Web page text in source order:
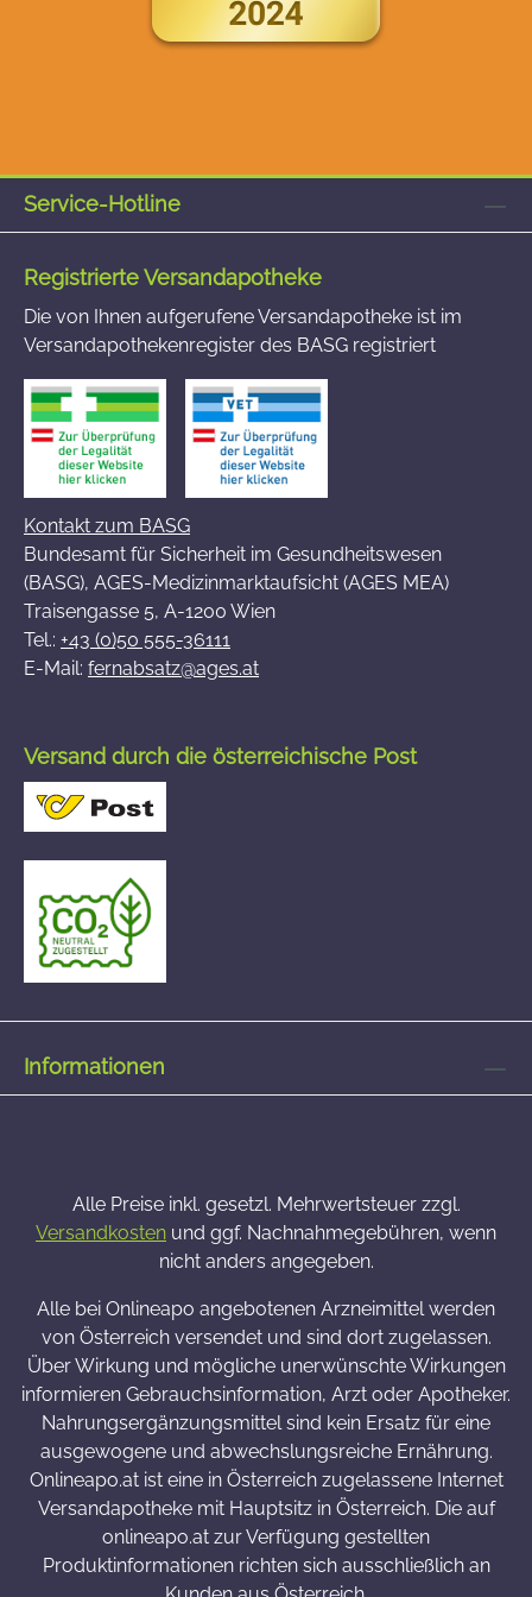
Service-Hotline
Registrierte Versandapotheke
Die von Ihnen aufgerufene Versandapotheke ist im
Versandapothekenregister des BASG registriert
Kontakt zum BASG
Bundesamt für Sicherheit im Gesundheitswesen
(BASG), AGES-Medizinmarktaufsicht (AGES MEA)
Traisengasse 5, A-1200 Wien
Tel.: +43 (0)50 555-36111
E-Mail: fernabsatz@ages.at
Versand durch die österreichische Post
Informationen
Alle Preise inkl. gesetzl. Mehrwertsteuer zzgl.
Versandkosten und ggf. Nachnahmegebühren, wenn
nicht anders angegeben.
Alle bei Onlineapo angebotenen Arzneimittel werden
von Österreich versendet und sind dort zugelassen.
Über Wirkung und mögliche unerwünschte Wirkungen
informieren Gebrauchsinformation, Arzt oder Apotheker.
Nahrungsergänzungsmittel sind kein Ersatz für eine
ausgewogene und abwechslungsreiche Ernährung.
Onlineapo.at ist eine in Österreich zugelassene Internet
Versandapotheke mit Hauptsitz in Österreich. Die auf
onlineapo.at zur Verfügung gestellten
Produktinformationen richten sich ausschließlich an